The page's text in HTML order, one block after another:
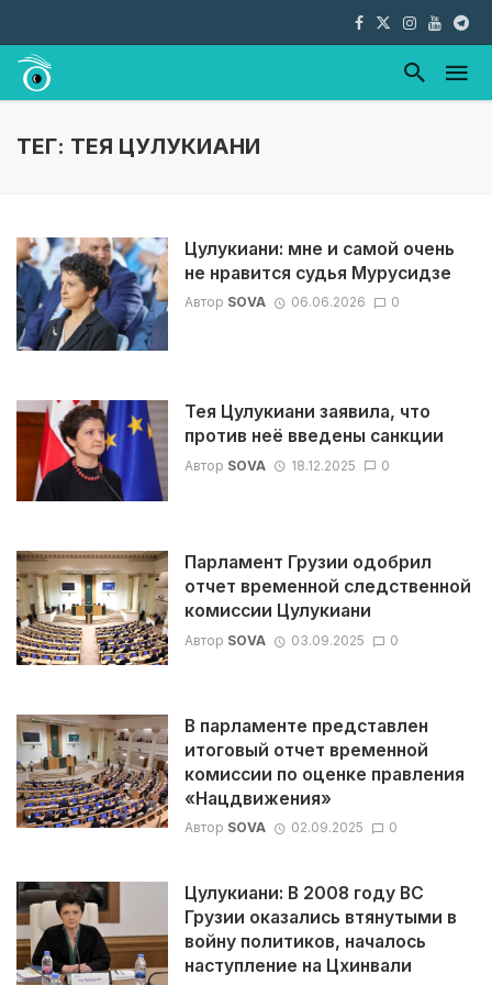
ТЕГ: ТЕЯ ЦУЛУКИАНИ
Цулукиани: мне и самой очень
не нравится судья Мурусидзе
Автор SOVA 06.06.2026 0
Тея Цулукиани заявила, что
против неё введены санкции
Автор SOVA 18.12.2025 0
Парламент Грузии одобрил
отчет временной следственной
комиссии Цулукиани
Автор SOVA 03.09.2025 0
В парламенте представлен
итоговый отчет временной
комиссии по оценке правления
«Нацдвижения»
Автор SOVA 02.09.2025 0
Цулукиани: В 2008 году ВС
Грузии оказались втянутыми в
войну политиков, началось
наступление на Цхинвали